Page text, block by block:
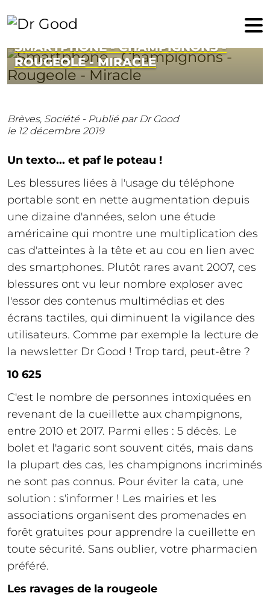
12 décembre 2019
SMARTPHONE - CHAMPIGNONS -
ROUGEOLE - MIRACLE
Brèves, Société - Publié par Dr Good
le 12 décembre 2019
Un texto... et paf le poteau !
Les blessures liées à l'usage du téléphone
portable sont en nette augmentation depuis
une dizaine d'années, selon une étude
américaine qui montre une multiplication des
cas d'atteintes à la tête et au cou en lien avec
des smartphones. Plutôt rares avant 2007, ces
blessures ont vu leur nombre exploser avec
l'essor des contenus multimédias et des
écrans tactiles, qui diminuent la vigilance des
utilisateurs. Comme par exemple la lecture de
la newsletter Dr Good ! Trop tard, peut-être ?
10 625
C'est le nombre de personnes intoxiquées en
revenant de la cueillette aux champignons,
entre 2010 et 2017. Parmi elles : 5 décès. Le
bolet et l'agaric sont souvent cités, mais dans
la plupart des cas, les champignons incriminés
ne sont pas connus. Pour éviter la cata, une
solution : s'informer ! Les mairies et les
associations organisent des promenades en
forêt gratuites pour apprendre la cueillette en
toute sécurité. Sans oublier, votre pharmacien
préféré.
Les ravages de la rougeole